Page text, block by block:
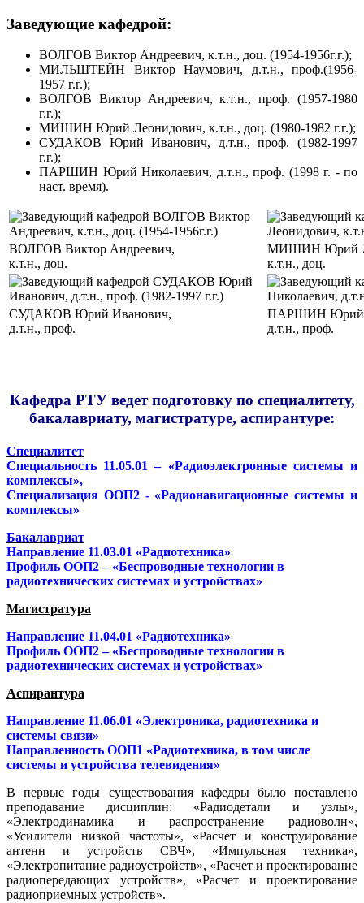
Заведующие кафедрой:
ВОЛГОВ Виктор Андреевич, к.т.н., доц. (1954-1956г.г.);
МИЛЬШТЕЙН Виктор Наумович, д.т.н., проф.(1956-
1957 г.г.);
ВОЛГОВ Виктор Андреевич, к.т.н., проф. (1957-1980
г.г.);
МИШИН Юрий Леонидович, к.т.н., доц. (1980-1982 г.г.);
СУДАКОВ Юрий Иванович, д.т.н., проф. (1982-1997
г.г.);
ПАРШИН Юрий Николаевич, д.т.н., проф. (1998 г. - по
наст. время).
ВОЛГОВ Виктор Андреевич,
к.т.н., доц.
МИШИН Юрий
к.т.н., доц.
СУДАКОВ Юрий Иванович,
д.т.н., проф.
ПАРШИН Юрий
д.т.н., проф.
Кафедра РТУ ведет подготовку по специалитету,
бакалавриату, магистратуре, аспирантуре:
Специалитет
Специальность 11.05.01 – «Радиоэлектронные системы и
комплексы»,
Специализация ООП2 - «Радионавигационные системы и
комплексы»
Бакалавриат
Направление 11.03.01 «Радиотехника»
Профиль ООП2 – «Беспроводные технологии в
радиотехнических системах и устройствах»
Магистратура
Направление 11.04.01 «Радиотехника»
Профиль ООП2 – «Беспроводные технологии в
радиотехнических системах и устройствах»
Аспирантура
Направление 11.06.01 «Электроника, радиотехника и
системы связи»
Направленность ООП1 «Радиотехника, в том числе
системы и устройства телевидения»
В первые годы существования кафедры было поставлено
преподавание дисциплин: «Радиодетали и узлы»,
«Электродинамика и распространение радиоволн»,
«Усилители низкой частоты», «Расчет и конструирование
антенн и устройств СВЧ», «Импульсная техника»,
«Электропитание радиоустройств», «Расчет и проектирование
радиопередающих устройств», «Расчет и проектирование
радиоприемных устройств».